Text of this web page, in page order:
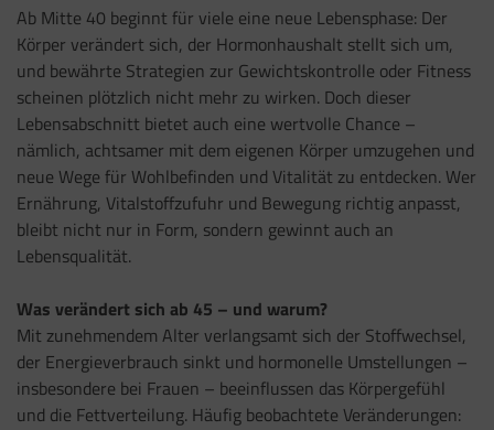
Ab Mitte 40 beginnt für viele eine neue Lebensphase: Der
Körper verändert sich, der Hormonhaushalt stellt sich um,
und bewährte Strategien zur Gewichtskontrolle oder Fitness
scheinen plötzlich nicht mehr zu wirken. Doch dieser
Lebensabschnitt bietet auch eine wertvolle Chance –
nämlich, achtsamer mit dem eigenen Körper umzugehen und
neue Wege für Wohlbefinden und Vitalität zu entdecken. Wer
Ernährung, Vitalstoffzufuhr und Bewegung richtig anpasst,
bleibt nicht nur in Form, sondern gewinnt auch an
Lebensqualität.
Was verändert sich ab 45 – und warum?
Mit zunehmendem Alter verlangsamt sich der Stoffwechsel,
der Energieverbrauch sinkt und hormonelle Umstellungen –
insbesondere bei Frauen – beeinflussen das Körpergefühl
und die Fettverteilung. Häufig beobachtete Veränderungen: